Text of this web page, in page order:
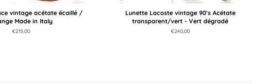
vintage acétate écaillé /
Made in Italy
Prix
€215,00
Lunette Lacoste vintage 90's Acétate
transparent/vert - Vert dégradé
Prix
€240,00